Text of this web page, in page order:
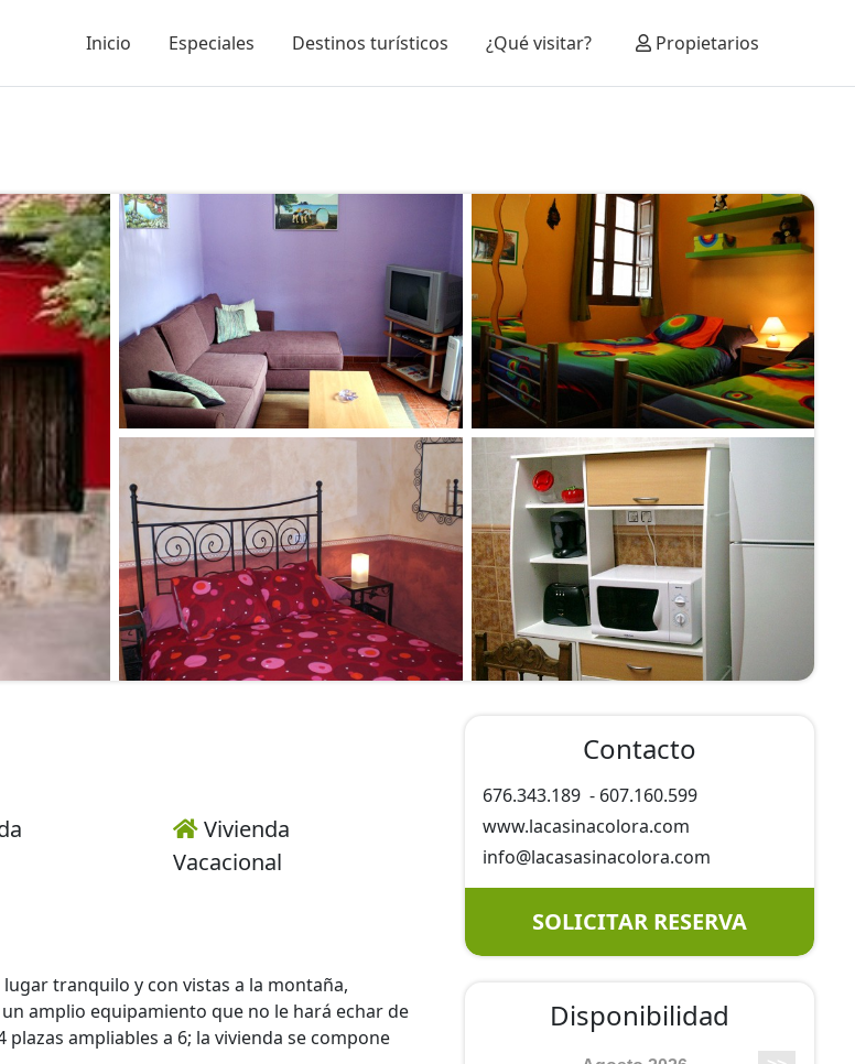
Inicio Especiales Destinos turísticos ¿Qué visitar? Propietarios
Vivienda
Vacacional
lugar tranquilo y con vistas a la montaña,
amplio equipamiento que no le hará echar de
ampliables a 6; la vivienda se compone
Contacto
676.343.189 - 607.160.599
www.lacasinacolora.com
info@lacasasinacolora.com
SOLICITAR RESERVA
Disponibilidad